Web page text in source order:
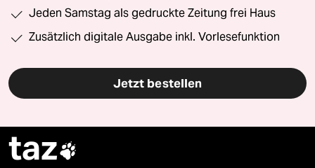
Jeden Samstag als gedruckte Zeitung frei Haus
Zusätzlich digitale Ausgabe inkl. Vorlesefunktion
Jetzt bestellen
taz